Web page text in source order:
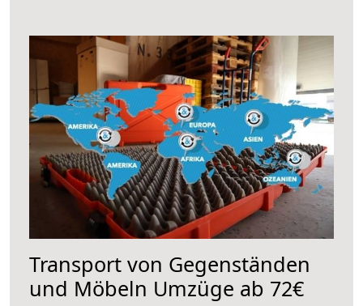
Transport von Gegenständen
und Möbeln Umzüge ab 72€